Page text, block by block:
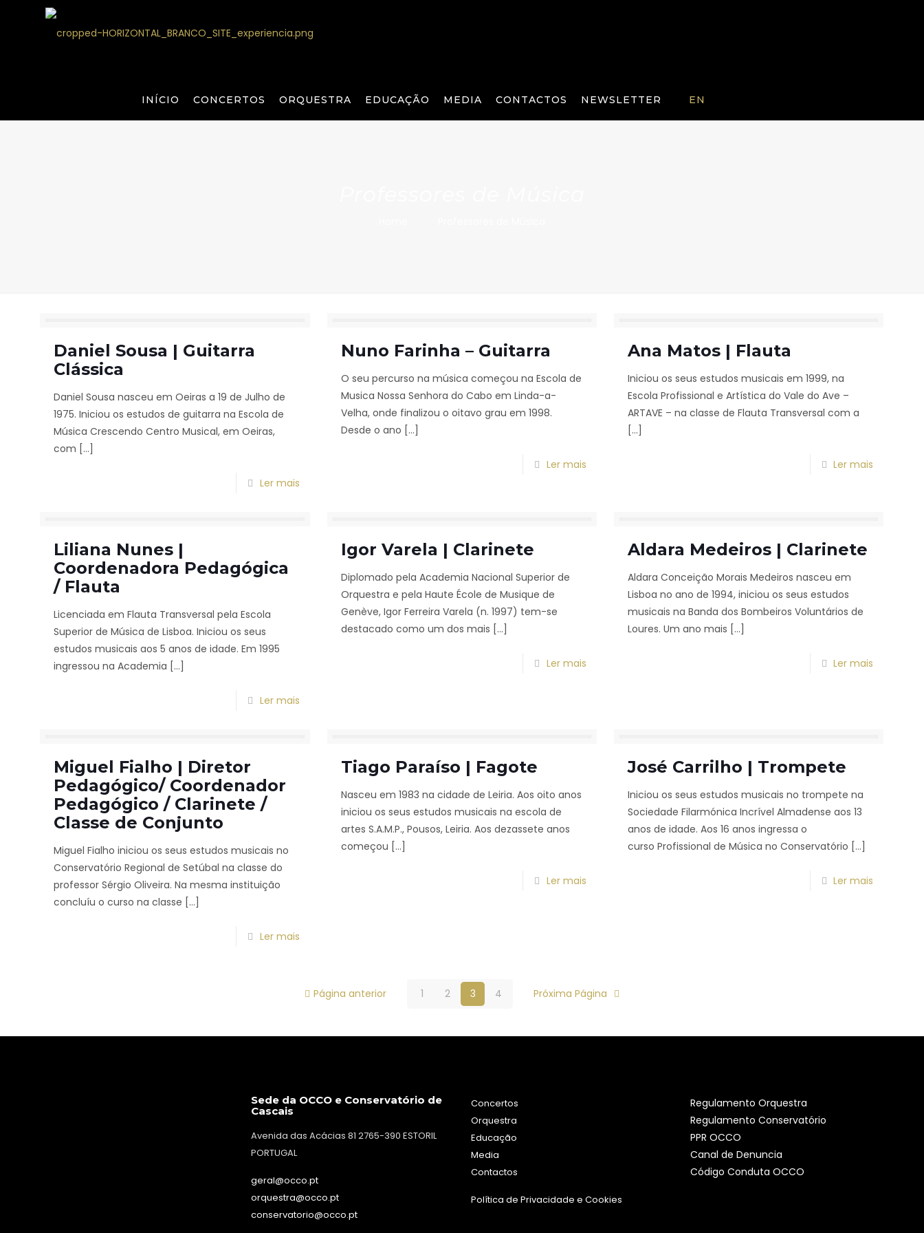
INÍCIO CONCERTOS ORQUESTRA EDUCAÇÃO MEDIA CONTACTOS NEWSLETTER EN
Daniel Sousa | Guitarra
Clássica
Daniel Sousa nasceu em Oeiras a 19 de Julho de
1975. Iniciou os estudos de guitarra na Escola de
Música Crescendo Centro Musical, em Oeiras,
com […]
Ler mais
Nuno Farinha – Guitarra
O seu percurso na música começou na Escola de
Musica Nossa Senhora do Cabo em Linda-a-
Velha, onde finalizou o oitavo grau em 1998.
Desde o ano […]
Ler mais
Ana Matos | Flauta
Iniciou os seus estudos musicais em 1999, na
Escola Profissional e Artística do Vale do Ave –
ARTAVE – na classe de Flauta Transversal com a
[…]
Ler mais
Liliana Nunes |
Coordenadora Pedagógica
/ Flauta
Licenciada em Flauta Transversal pela Escola
Superior de Música de Lisboa. Iniciou os seus
estudos musicais aos 5 anos de idade. Em 1995
ingressou na Academia […]
Ler mais
Igor Varela | Clarinete
Diplomado pela Academia Nacional Superior de
Orquestra e pela Haute École de Musique de
Genève, Igor Ferreira Varela (n. 1997) tem-se
destacado como um dos mais […]
Ler mais
Aldara Medeiros | Clarinete
Aldara Conceição Morais Medeiros nasceu em
Lisboa no ano de 1994, iniciou os seus estudos
musicais na Banda dos Bombeiros Voluntários de
Loures. Um ano mais […]
Ler mais
Miguel Fialho | Diretor
Pedagógico/ Coordenador
Pedagógico / Clarinete /
Classe de Conjunto
Miguel Fialho iniciou os seus estudos musicais no
Conservatório Regional de Setúbal na classe do
professor Sérgio Oliveira. Na mesma instituição
concluíu o curso na classe […]
Ler mais
Tiago Paraíso | Fagote
Nasceu em 1983 na cidade de Leiria. Aos oito anos
iniciou os seus estudos musicais na escola de
artes S.A.M.P., Pousos, Leiria. Aos dezassete anos
começou […]
Ler mais
José Carrilho | Trompete
Iniciou os seus estudos musicais no trompete na
Sociedade Filarmónica Incrível Almadense aos 13
anos de idade. Aos 16 anos ingressa o
curso Profissional de Música no Conservatório […]
Ler mais
Página anterior 1 2 3 4 Próxima Página
Sede da OCCO e Conservatório de
Cascais
Avenida das Acácias 81 2765-390 ESTORIL
PORTUGAL
geral@occo.pt
orquestra@occo.pt
conservatorio@occo.pt
Concertos
Orquestra
Educação
Media
Contactos
Política de Privacidade e Cookies
Regulamento Orquestra
Regulamento Conservatório
PPR OCCO
Canal de Denuncia
Código Conduta OCCO